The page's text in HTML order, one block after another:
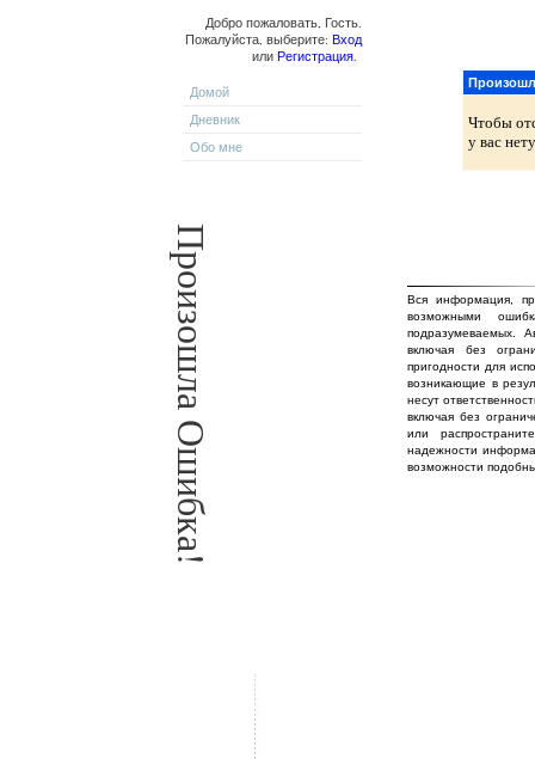
Добро пожаловать, Гость.
Пожалуйста, выберите: Вход
или Регистрация.
Домой
Дневник
Обо мне
Произошла Ошибка!
Чтобы
у вас
Вся информация,
возможными
подразумеваемых.
включая без
пригодности для
возникающие в
несут
включая без
или
надежности
возможности